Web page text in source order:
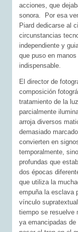
acciones, que
sonora. Por esa
Piard dedicarse al
circunstancias
independiente y
que puso en
indispensable.
El director de
composición
tratamiento de la
parcialmente
arroja diversos
demasiado
convierten en
temporalmente,
profundas que
dos épocas
que utiliza la
empuña la esclava
vínculo
tiempo se resuelve
ya emancipadas